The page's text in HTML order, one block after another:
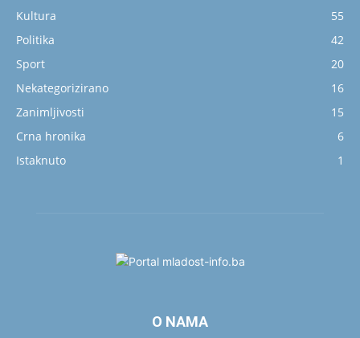
Kultura
55
Politika
42
Sport
20
Nekategorizirano
16
Zanimljivosti
15
Crna hronika
6
Istaknuto
1
O NAMA